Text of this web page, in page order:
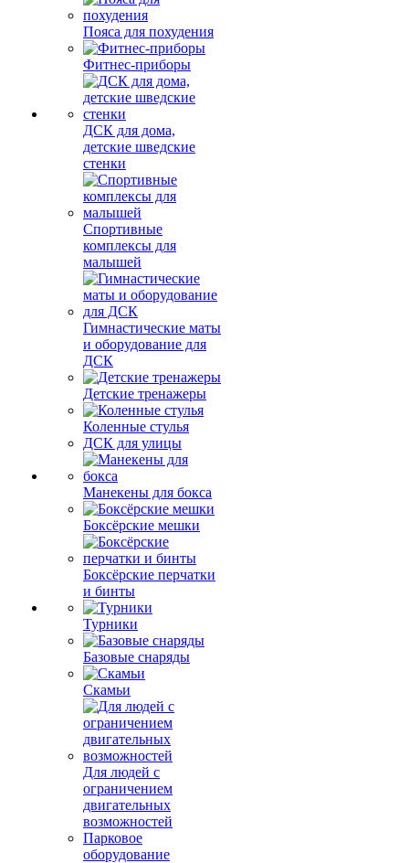
Пояса для похудения
Фитнес-приборы
ДСК для дома,
детские шведские
стенки
Спортивные
комплексы для
малышей
Гимнастические маты
и оборудование для
ДСК
Детские тренажеры
Коленные стулья
ДСК для улицы
Манекены для бокса
Боксёрские мешки
Боксёрские перчатки
и бинты
Турники
Базовые снаряды
Скамьи
Для людей с
ограничением
двигательных
возможностей
Парковое
оборудование